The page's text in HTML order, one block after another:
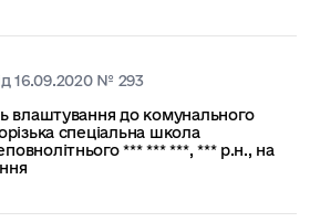
16.09.2020 № 293
влаштування до комунального
спеціальна школа
*** *** ***, *** р.н., на